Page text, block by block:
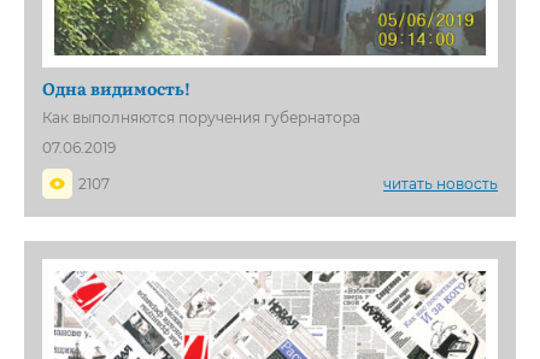
Одна видимость!
Как выполняются поручения губернатора
07.06.2019
2107
читать новость